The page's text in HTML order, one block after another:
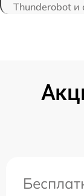
Thunderobot и